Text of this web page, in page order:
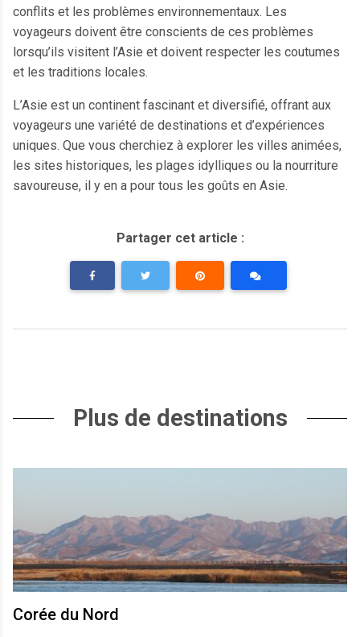
conflits et les problèmes environnementaux. Les
voyageurs doivent être conscients de ces problèmes
lorsqu’ils visitent l’Asie et doivent respecter les coutumes
et les traditions locales.
L’Asie est un continent fascinant et diversifié, offrant aux
voyageurs une variété de destinations et d’expériences
uniques. Que vous cherchiez à explorer les villes animées,
les sites historiques, les plages idylliques ou la nourriture
savoureuse, il y en a pour tous les goûts en Asie.
Partager cet article :
Plus de destinations
Corée du Nord